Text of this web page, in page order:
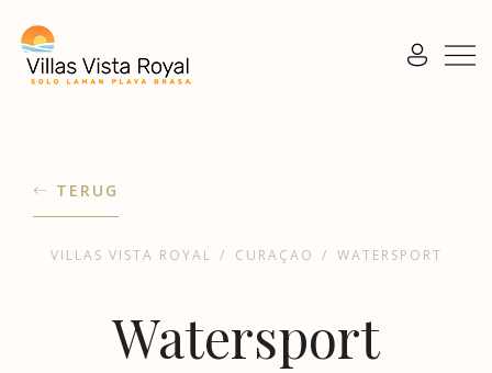
TERUG
VILLAS VISTA ROYAL / CURAÇAO / WATERSPORT
Watersport